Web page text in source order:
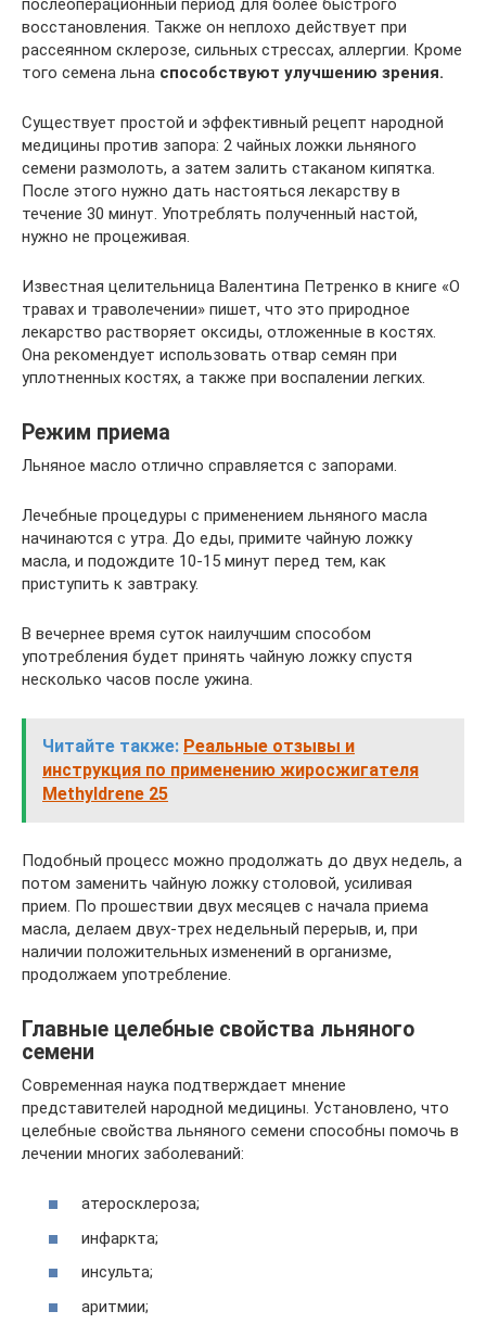
послеоперационный период для более быстрого
восстановления. Также он неплохо действует при
рассеянном склерозе, сильных стрессах, аллергии. Кроме
того семена льна способствуют улучшению зрения.
Существует простой и эффективный рецепт народной
медицины против запора: 2 чайных ложки льняного
семени размолоть, а затем залить стаканом кипятка.
После этого нужно дать настояться лекарству в
течение 30 минут. Употреблять полученный настой,
нужно не процеживая.
Известная целительница Валентина Петренко в книге «О
травах и траволечении» пишет, что это природное
лекарство растворяет оксиды, отложенные в костях.
Она рекомендует использовать отвар семян при
уплотненных костях, а также при воспалении легких.
Режим приема
Льняное масло отлично справляется с запорами.
Лечебные процедуры с применением льняного масла
начинаются с утра. До еды, примите чайную ложку
масла, и подождите 10-15 минут перед тем, как
приступить к завтраку.
В вечернее время суток наилучшим способом
употребления будет принять чайную ложку спустя
несколько часов после ужина.
Читайте также: Реальные отзывы и
инструкция по применению жиросжигателя
Methyldrene 25
Подобный процесс можно продолжать до двух недель, а
потом заменить чайную ложку столовой, усиливая
прием. По прошествии двух месяцев с начала приема
масла, делаем двух-трех недельный перерыв, и, при
наличии положительных изменений в организме,
продолжаем употребление.
Главные целебные свойства льняного
семени
Современная наука подтверждает мнение
представителей народной медицины. Установлено, что
целебные свойства льняного семени способны помочь в
лечении многих заболеваний:
атеросклероза;
инфаркта;
инсульта;
аритмии;